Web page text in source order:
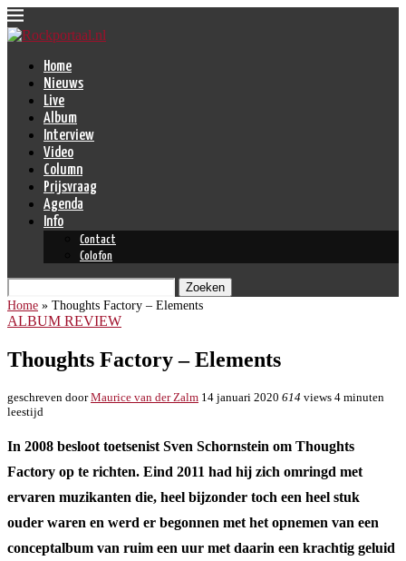
Home
Nieuws
Live
Album
Interview
Video
Column
Prijsvraag
Agenda
Info
Contact
Colofon
Zoeken
Home » Thoughts Factory – Elements
ALBUM REVIEW
Thoughts Factory – Elements
geschreven doorMaurice van der Zalm 14 januari 2020 614 views 4 minuten
leestijd
In 2008 besloot toetsenist Sven Schornstein om Thoughts
Factory op te richten. Eind 2011 had hij zich omringd met
ervaren muzikanten die, heel bijzonder toch een heel stuk
ouder waren en werd er begonnen met het opnemen van een
conceptalbum van ruim een uur met daarin een krachtig geluid